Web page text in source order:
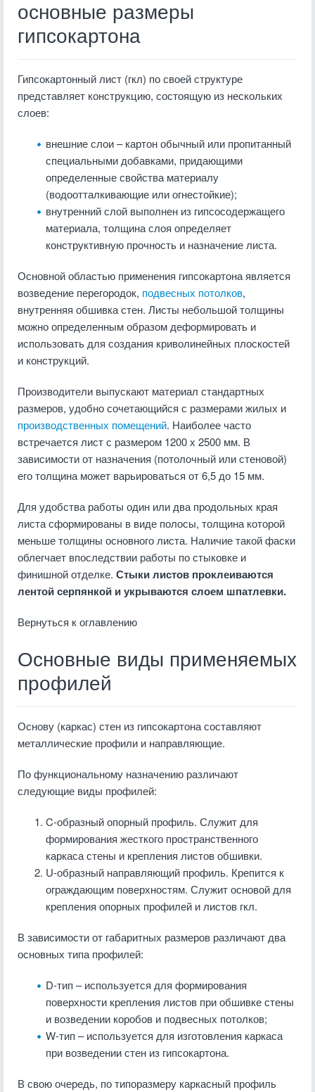
основные размеры
гипсокартона
Гипсокартонный лист (гкл) по своей структуре
представляет конструкцию, состоящую из нескольких
слоев:
внешние слои – картон обычный или пропитанный
специальными добавками, придающими
определенные свойства материалу
(водоотталкивающие или огнестойкие);
внутренний слой выполнен из гипсосодержащего
материала, толщина слоя определяет
конструктивную прочность и назначение листа.
Основной областью применения гипсокартона является
возведение перегородок, подвесных потолков,
внутренняя обшивка стен. Листы небольшой толщины
можно определенным образом деформировать и
использовать для создания криволинейных плоскостей
и конструкций.
Производители выпускают материал стандартных
размеров, удобно сочетающийся с размерами жилых и
производственных помещений. Наиболее часто
встречается лист с размером 1200 х 2500 мм. В
зависимости от назначения (потолочный или стеновой)
его толщина может варьироваться от 6,5 до 15 мм.
Для удобства работы один или два продольных края
листа сформированы в виде полосы, толщина которой
меньше толщины основного листа. Наличие такой фаски
облегчает впоследствии работы по стыковке и
финишной отделке. Стыки листов проклеиваются
лентой серпянкой и укрываются слоем шпатлевки.
Вернуться к оглавлению
Основные виды применяемых
профилей
Основу (каркас) стен из гипсокартона составляют
металлические профили и направляющие.
По функциональному назначению различают
следующие виды профилей:
C-образный опорный профиль. Служит для
формирования жесткого пространственного
каркаса стены и крепления листов обшивки.
U-образный направляющий профиль. Крепится к
ограждающим поверхностям. Служит основой для
крепления опорных профилей и листов гкл.
В зависимости от габаритных размеров различают два
основных типа профилей:
D-тип – используется для формирования
поверхности крепления листов при обшивке стены
и возведении коробов и подвесных потолков;
W-тип – используется для изготовления каркаса
при возведении стен из гипсокартона.
В свою очередь, по типоразмеру каркасный профиль